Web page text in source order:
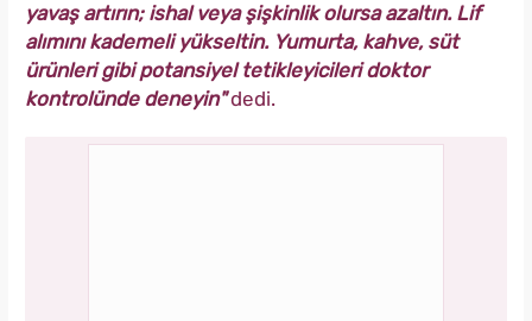
yavaş artırın; ishal veya şişkinlik olursa azaltın. Lif
alımını kademeli yükseltin. Yumurta, kahve, süt
ürünleri gibi potansiyel tetikleyicileri doktor
kontrolünde deneyin"dedi.